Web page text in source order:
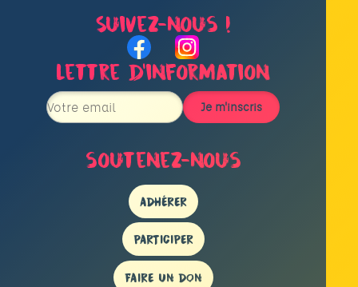
Suivez-nous !
Lettre d’information
soutenez-nous
ADHÉRER
PARTICIPER
FAIRE UN DON